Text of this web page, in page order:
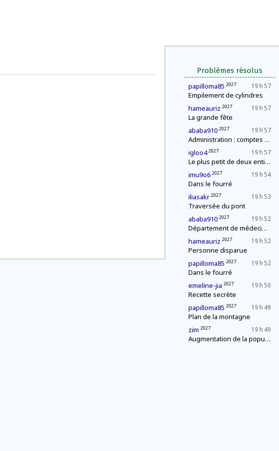
Problèmes résolus
19 h 57
papilloma85 2027
Empilement de cylindres
19 h 57
hameauriz 2027
La grande fête
19 h 57
ababa910 2027
Administration : comptes annuels
19 h 57
igloo4 2027
Le plus petit de deux entiers
19 h 54
imu9o6 2027
Dans le fourré
19 h 53
iliasakr 2027
Traversée du pont
19 h 52
ababa910 2027
Département de médecine : contrôle d'une épidémie
19 h 52
hameauriz 2027
Personne disparue
19 h 52
papilloma85 2027
Dans le fourré
19 h 50
emeline-jia 2027
Recette secrète
19 h 49
papilloma85 2027
Plan de la montagne
19 h 49
zim 2027
Augmentation de la population